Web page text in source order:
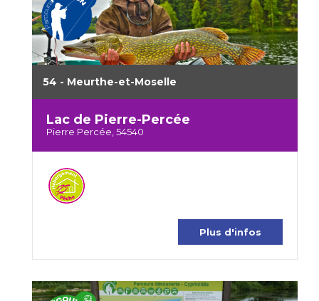
54 - Meurthe-et-Moselle
Lac de Pierre-Percée
Pierre Percée, 54540
Plus d'infos